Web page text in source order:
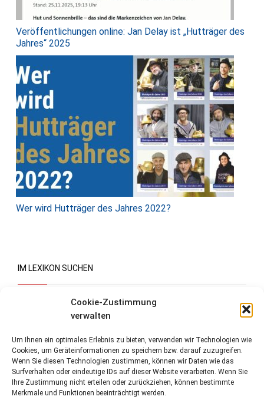
Cookie-Zustimmung
verwalten
Um Ihnen ein optimales Erlebnis zu bieten, verwenden wir Technologien wie
Cookies, um Geräteinformationen zu speichern bzw. darauf zuzugreifen.
Wenn Sie diesen Technologien zustimmen, können wir Daten wie das
Surfverhalten oder eindeutige IDs auf dieser Website verarbeiten. Wenn Sie
Ihre Zustimmung nicht erteilen oder zurückziehen, können bestimmte
Merkmale und Funktionen beeinträchtigt werden.
Veröffentlichungen online: Jan Delay ist „Hutträger des
Jahres“ 2025
Wer wird Hutträger des Jahres 2022?
IM LEXIKON SUCHEN